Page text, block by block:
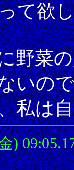
て欲
野菜
いので
私は
)